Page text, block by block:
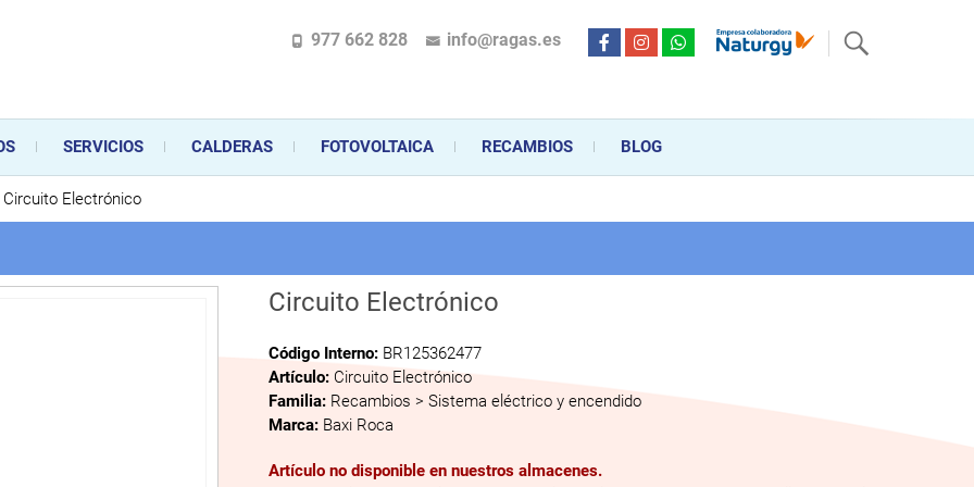
en la instalación, comercialización y mantenimiento de gas y electricidad desde hace más de 20 años . Acompañamos al cliente
aparatos de gas, climatización o electrodomésticos, desde el asesoramiento personalizado en la venta, montaje y reparación, hasta la
977 662 828 info@ragas.es
SERVICIOS CALDERAS FOTOVOLTAICA RECAMBIOS BLOG
Circuito Electrónico
Circuito Electrónico
Código Interno: BR125362477
Artículo: Circuito Electrónico
Familia: Recambios > Sistema eléctrico y encendido
Marca: Baxi Roca
Artículo no disponible en nuestros almacenes.